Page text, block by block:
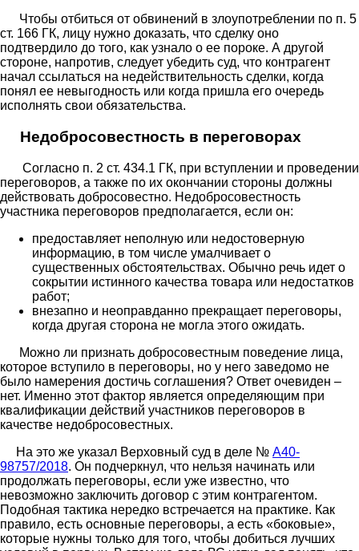
Чтобы отбиться от обвинений в злоупотреблении по п. 5
ст. 166 ГК, лицу нужно доказать, что сделку оно
подтвердило до того, как узнало о ее пороке. А другой
стороне, напротив, следует убедить суд, что контрагент
начал ссылаться на недействительность сделки, когда
понял ее невыгодность или когда пришла его очередь
исполнять свои обязательства.
Недобросовестность в переговорах
Согласно п. 2 ст. 434.1 ГК, при вступлении и проведении
переговоров, а также по их окончании стороны должны
действовать добросовестно. Недобросовестность
участника переговоров предполагается, если он:
предоставляет неполную или недостоверную
информацию, в том числе умалчивает о
существенных обстоятельствах. Обычно речь идет о
сокрытии истинного качества товара или недостатков
работ;
внезапно и неоправданно прекращает переговоры,
когда другая сторона не могла этого ожидать.
Можно ли признать добросовестным поведение лица,
которое вступило в переговоры, но у него заведомо не
было намерения достичь соглашения? Ответ очевиден –
нет. Именно этот фактор является определяющим при
квалификации действий участников переговоров в
качестве недобросовестных.
На это же указал Верховный суд в деле № А40-
98757/2018. Он подчеркнул, что нельзя начинать или
продолжать переговоры, если уже известно, что
невозможно заключить договор с этим контрагентом.
Подобная тактика нередко встречается на практике. Как
правило, есть основные переговоры, а есть «боковые»,
которые нужны только для того, чтобы добиться лучших